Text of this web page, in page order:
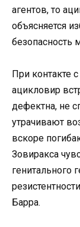
агентов, то
объясняется
безопасность
При контакте
ацикловир
дефектна, не
утрачивают
вскоре
Зовиракса
генитального
Барра.